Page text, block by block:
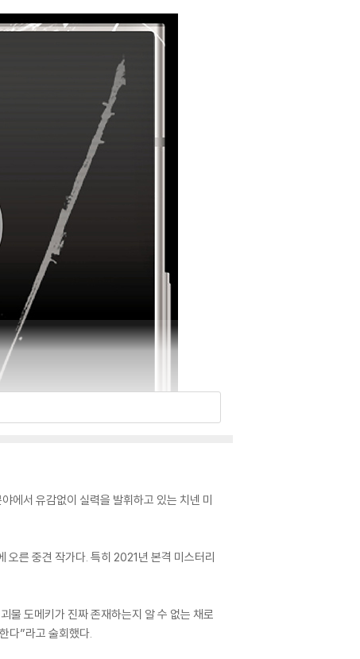
야에서 유감없이 실력을 발휘하고 있는 치넨 미
오른 중견 작가다. 특히 2021년 본격 미스터리
물 도메키가 진짜 존재하는지 알 수 없는 채로
다”라고 술회했다.